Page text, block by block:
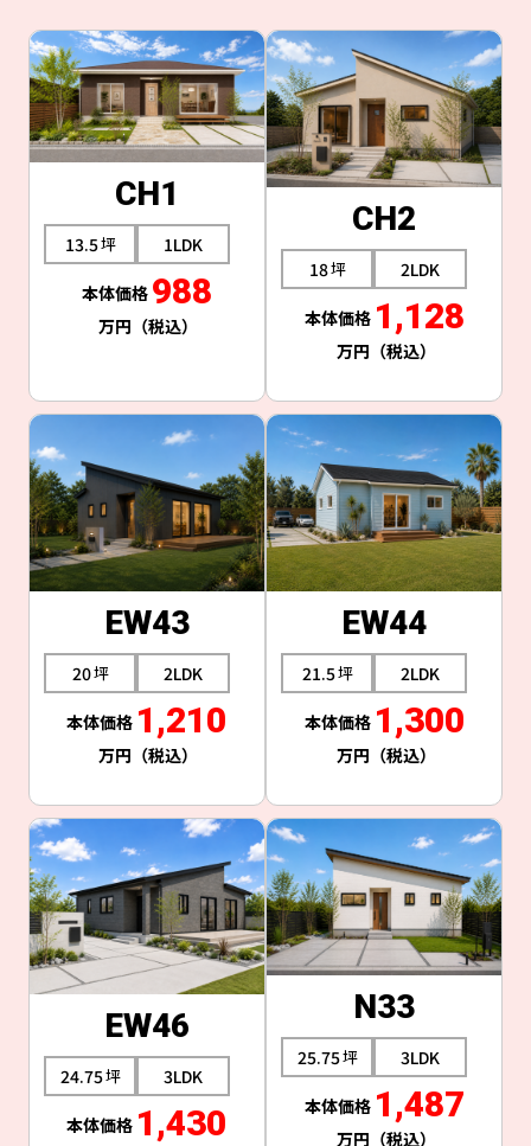
CH1
13.5 1LDK
988
CH2
18 2LDK
1,128
EW43
20 2LDK
1,210
EW44
21.5 2LDK
1,300
EW46
24.75 3LDK
1,430
N33
25.75 3LDK
1,487